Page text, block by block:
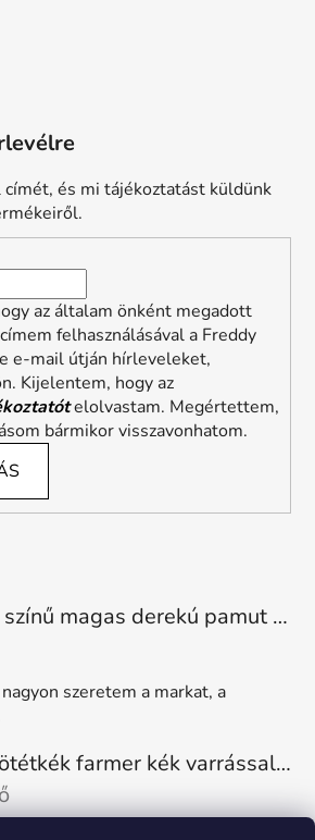
és mi tájékoztatást küldünk
az általam önként megadott
felhasználásával a Freddy
e-mail útján hírleveleket,
Kijelentem, hogy az
elolvastam. Megértettem,
bármikor visszavonhatom.
WR.UP® Krém színű magas derekú pamut nadrág RE(MOVE) WRUP1HC001ORG, Z40
5-ből 5 csillag.
szeretem a markat, a
WR.UP® 7/8 Sötétkék farmer kék varrással, superskinny RE(MOVE) WRUP4RC002ORG, J0B
5-ből 5 csillag.